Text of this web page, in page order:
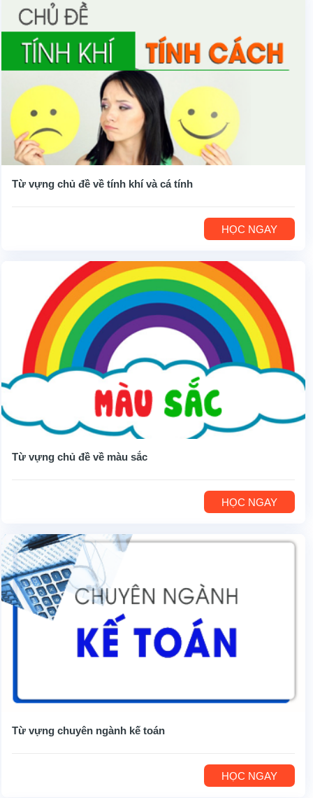
Từ vựng chủ đề về tính khí và cá tính
HỌC NGAY
Từ vựng chủ đề về màu sắc
HỌC NGAY
Từ vựng chuyên ngành kế toán
HỌC NGAY